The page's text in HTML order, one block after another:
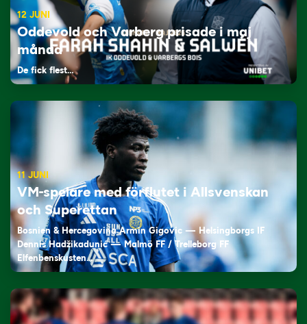
12 JUNI
Oddevold och Varberg prisade i maj
månad
De fick flest…
11 JUNI
VM-spelare med förflutet i Allsvenskan
och Superettan
Bosnien & Hercegovina Armin Gigovic — Helsingborgs IF
Dennis Hadžikadunić — Malmö FF / Trelleborg FF
Elfenbenskusten…